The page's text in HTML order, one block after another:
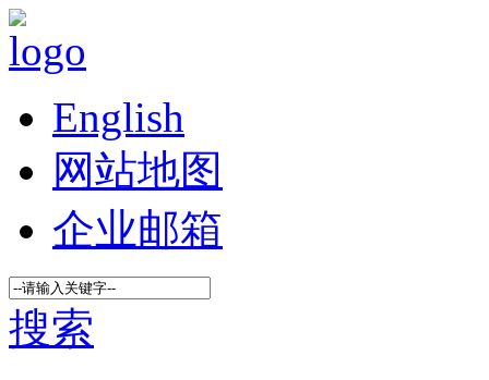
English
网站地图
企业邮箱
搜索